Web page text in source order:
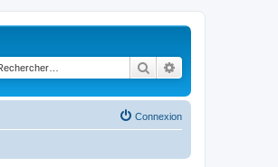
Rechercher
Connexion